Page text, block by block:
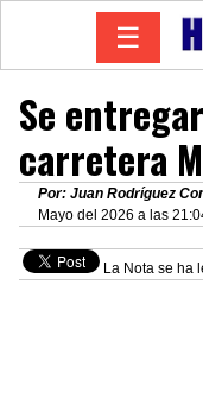
☰
Se
carretera
Por: Juan Rodríguez
Mayo del 2026 a las
La Nota se ha